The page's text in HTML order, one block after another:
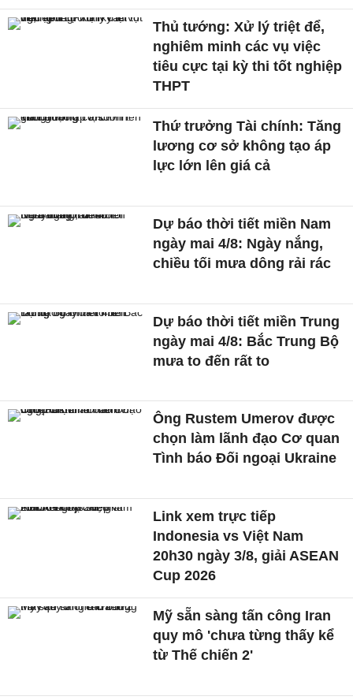
Thủ tướng: Xử lý triệt để,
nghiêm minh các vụ việc
tiêu cực tại kỳ thi tốt nghiệp
THPT
Thứ trưởng Tài chính: Tăng
lương cơ sở không tạo áp
lực lớn lên giá cả
Dự báo thời tiết miền Nam
ngày mai 4/8: Ngày nắng,
chiều tối mưa dông rải rác
Dự báo thời tiết miền Trung
ngày mai 4/8: Bắc Trung Bộ
mưa to đến rất to
Ông Rustem Umerov được
chọn làm lãnh đạo Cơ quan
Tình báo Đối ngoại Ukraine
Link xem trực tiếp
Indonesia vs Việt Nam
20h30 ngày 3/8, giải ASEAN
Cup 2026
Mỹ sẵn sàng tấn công Iran
quy mô 'chưa từng thấy kể
từ Thế chiến 2'